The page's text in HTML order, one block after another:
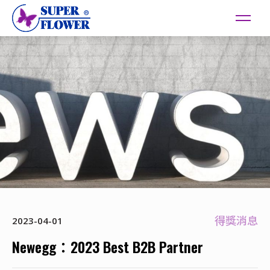
2023-04-01 得獎消息
Newegg：2023 Best B2B Partner